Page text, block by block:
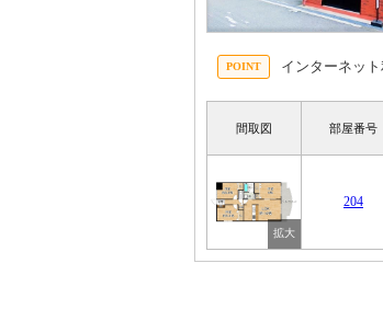
インターネッ
間取図 部屋番号
204